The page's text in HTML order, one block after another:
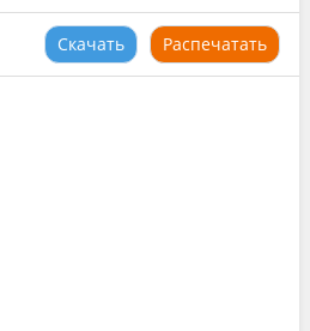
Скачать Распечатать